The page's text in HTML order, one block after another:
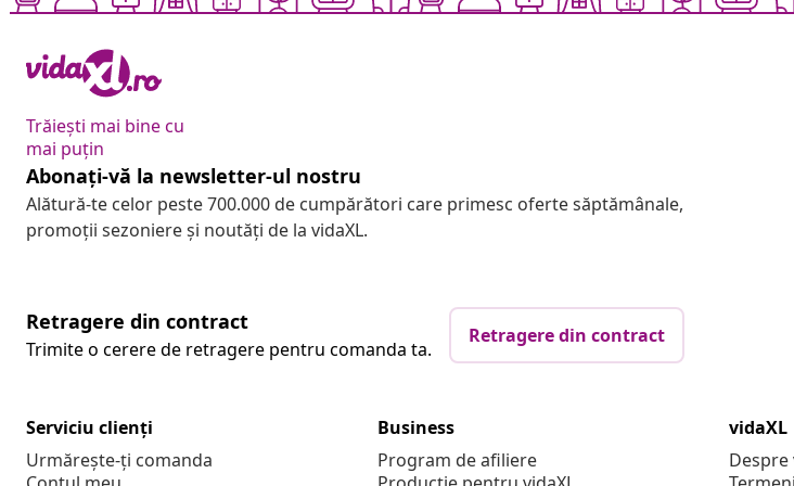
Trăiești mai bine cu
mai puțin
Abonați-vă la newsletter-ul nostru
Alătură-te celor peste 700.000 de cumpărători care primesc oferte săptămânale,
promoții sezoniere și noutăți de la vidaXL.
Retragere din contract
Trimite o cerere de retragere pentru comanda ta.
Retragere din contract
Serviciu clienți
Urmărește-ți comanda
Business
Program de afiliere
vidaXL
Despre